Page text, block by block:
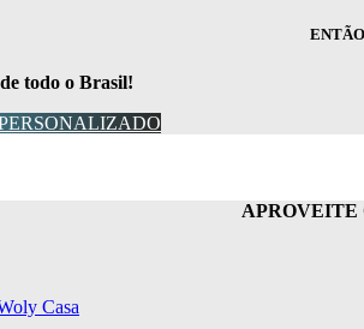
todo o Brasil!
APROVEITE